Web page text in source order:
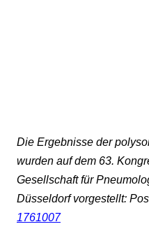
Die Ergebnisse der
wurden auf dem 63.
Gesellschaft für
Düsseldorf vorgestellt:
1761007